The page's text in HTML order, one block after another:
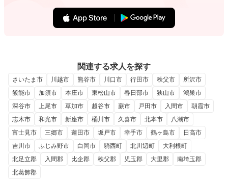
関連する求人を探す
さいたま市 川越市 熊谷市 川口市 行田市 秩父市
所沢市
飯能市
加須市 本庄市 東松山市 春日部市 狭山市
鴻巣市
深谷市
上尾市 草加市 越谷市 蕨市 戸田市 入間市
朝霞市
志木市
和光市 新座市 桶川市 久喜市 北本市
八潮市
富士見市
三郷市 蓮田市 坂戸市 幸手市 鶴ヶ島市
日高市
吉川市
ふじみ野市 白岡市 騎西町 北川辺町
大利根町
北足立郡
入間郡 比企郡 秩父郡 児玉郡 大里郡
南埼玉郡
北葛飾郡